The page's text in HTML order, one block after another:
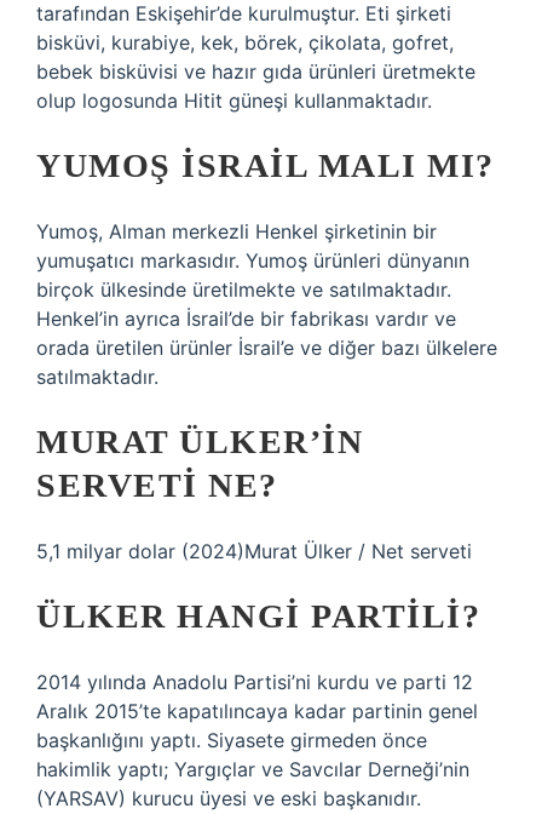
tarafından Eskişehir’de kurulmuştur. Eti şirketi
bisküvi, kurabiye, kek, börek, çikolata, gofret,
bebek bisküvisi ve hazır gıda ürünleri üretmekte
olup logosunda Hitit güneşi kullanmaktadır.
YUMOŞ İSRAIL MALI MI?
Yumoş, Alman merkezli Henkel şirketinin bir
yumuşatıcı markasıdır. Yumoş ürünleri dünyanın
birçok ülkesinde üretilmekte ve satılmaktadır.
Henkel’in ayrıca İsrail’de bir fabrikası vardır ve
orada üretilen ürünler İsrail’e ve diğer bazı ülkelere
satılmaktadır.
MURAT ÜLKER’IN
SERVETI NE?
5,1 milyar dolar (2024)Murat Ülker / Net serveti
ÜLKER HANGI PARTILI?
2014 yılında Anadolu Partisi’ni kurdu ve parti 12
Aralık 2015’te kapatılıncaya kadar partinin genel
başkanlığını yaptı. Siyasete girmeden önce
hakimlik yaptı; Yargıçlar ve Savcılar Derneği’nin
(YARSAV) kurucu üyesi ve eski başkanıdır.